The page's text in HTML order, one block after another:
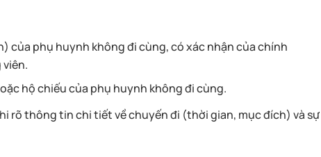
của phụ huynh không đi cùng, có xác nhận của chính
hộ chiếu của phụ huynh không đi cùng.
rõ thông tin chi tiết về chuyến đi (thời gian, mục đích) và sự